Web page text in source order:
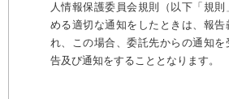
人情報保護委員会規則（以下「規
める適切な通知をしたときは、報
れ、この場合、委託先からの通知
告及び通知をすることとなります。